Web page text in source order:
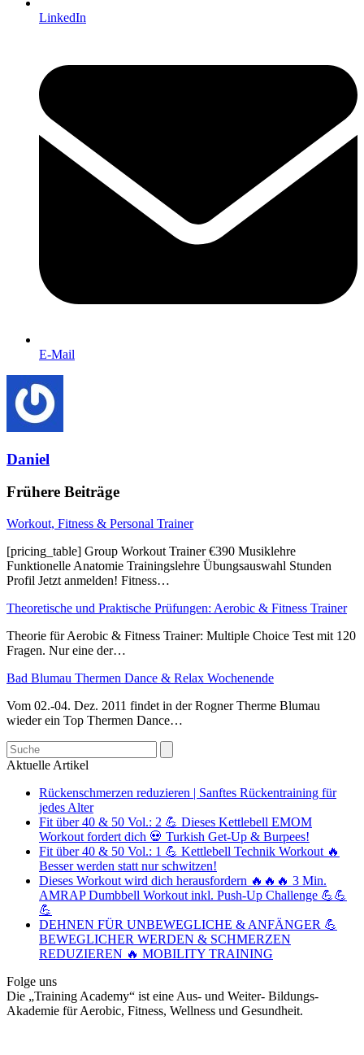
LinkedIn
E-Mail
Daniel
Frühere Beiträge
Workout, Fitness & Personal Trainer
[pricing_table] Group Workout Trainer €390 Musiklehre
Funktionelle Anatomie Trainingslehre Übungsauswahl Stunden
Profil Jetzt anmelden! Fitness…
Theoretische und Praktische Prüfungen: Aerobic & Fitness Trainer
Theorie für Aerobic & Fitness Trainer: Multiple Choice Test mit 120
Fragen. Nur eine der…
Bad Blumau Thermen Dance & Relax Wochenende
Vom 02.-04. Dez. 2011 findet in der Rogner Therme Blumau
wieder ein Top Thermen Dance…
Search
Aktuelle Artikel
Rückenschmerzen reduzieren | Sanftes Rückentraining für
jedes Alter
Fit über 40 & 50 Vol.: 2 💪 Dieses Kettlebell EMOM
Workout fordert dich 💀 Turkish Get-Up & Burpees!
Fit über 40 & 50 Vol.: 1 💪 Kettlebell Technik Workout 🔥
Besser werden statt nur schwitzen!
Dieses Workout wird dich herausfordern 🔥🔥🔥 3 Min.
AMRAP Dumbbell Workout inkl. Push-Up Challenge 💪💪
💪
DEHNEN FÜR UNBEWEGLICHE & ANFÄNGER 💪
BEWEGLICHER WERDEN & SCHMERZEN
REDUZIEREN 🔥 MOBILITY TRAINING
Folge uns
Die „Training Academy“ ist eine Aus- und Weiter- Bildungs-
Akademie für Aerobic, Fitness, Wellness und Gesundheit.